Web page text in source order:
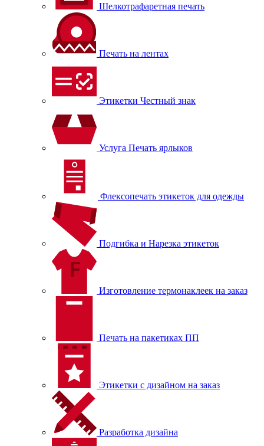
Шелкотрафаретная печать
Печать на лентах
Этикетки Честный знак
Услуга Печать ярлыков
Флексопечать этикеток для одежды
Подгибка и Нарезка этикеток
Изготовление термонаклеек на заказ
Печать на пакетиках ПП
Этикетки с дизайном на заказ
Разработка дизайна